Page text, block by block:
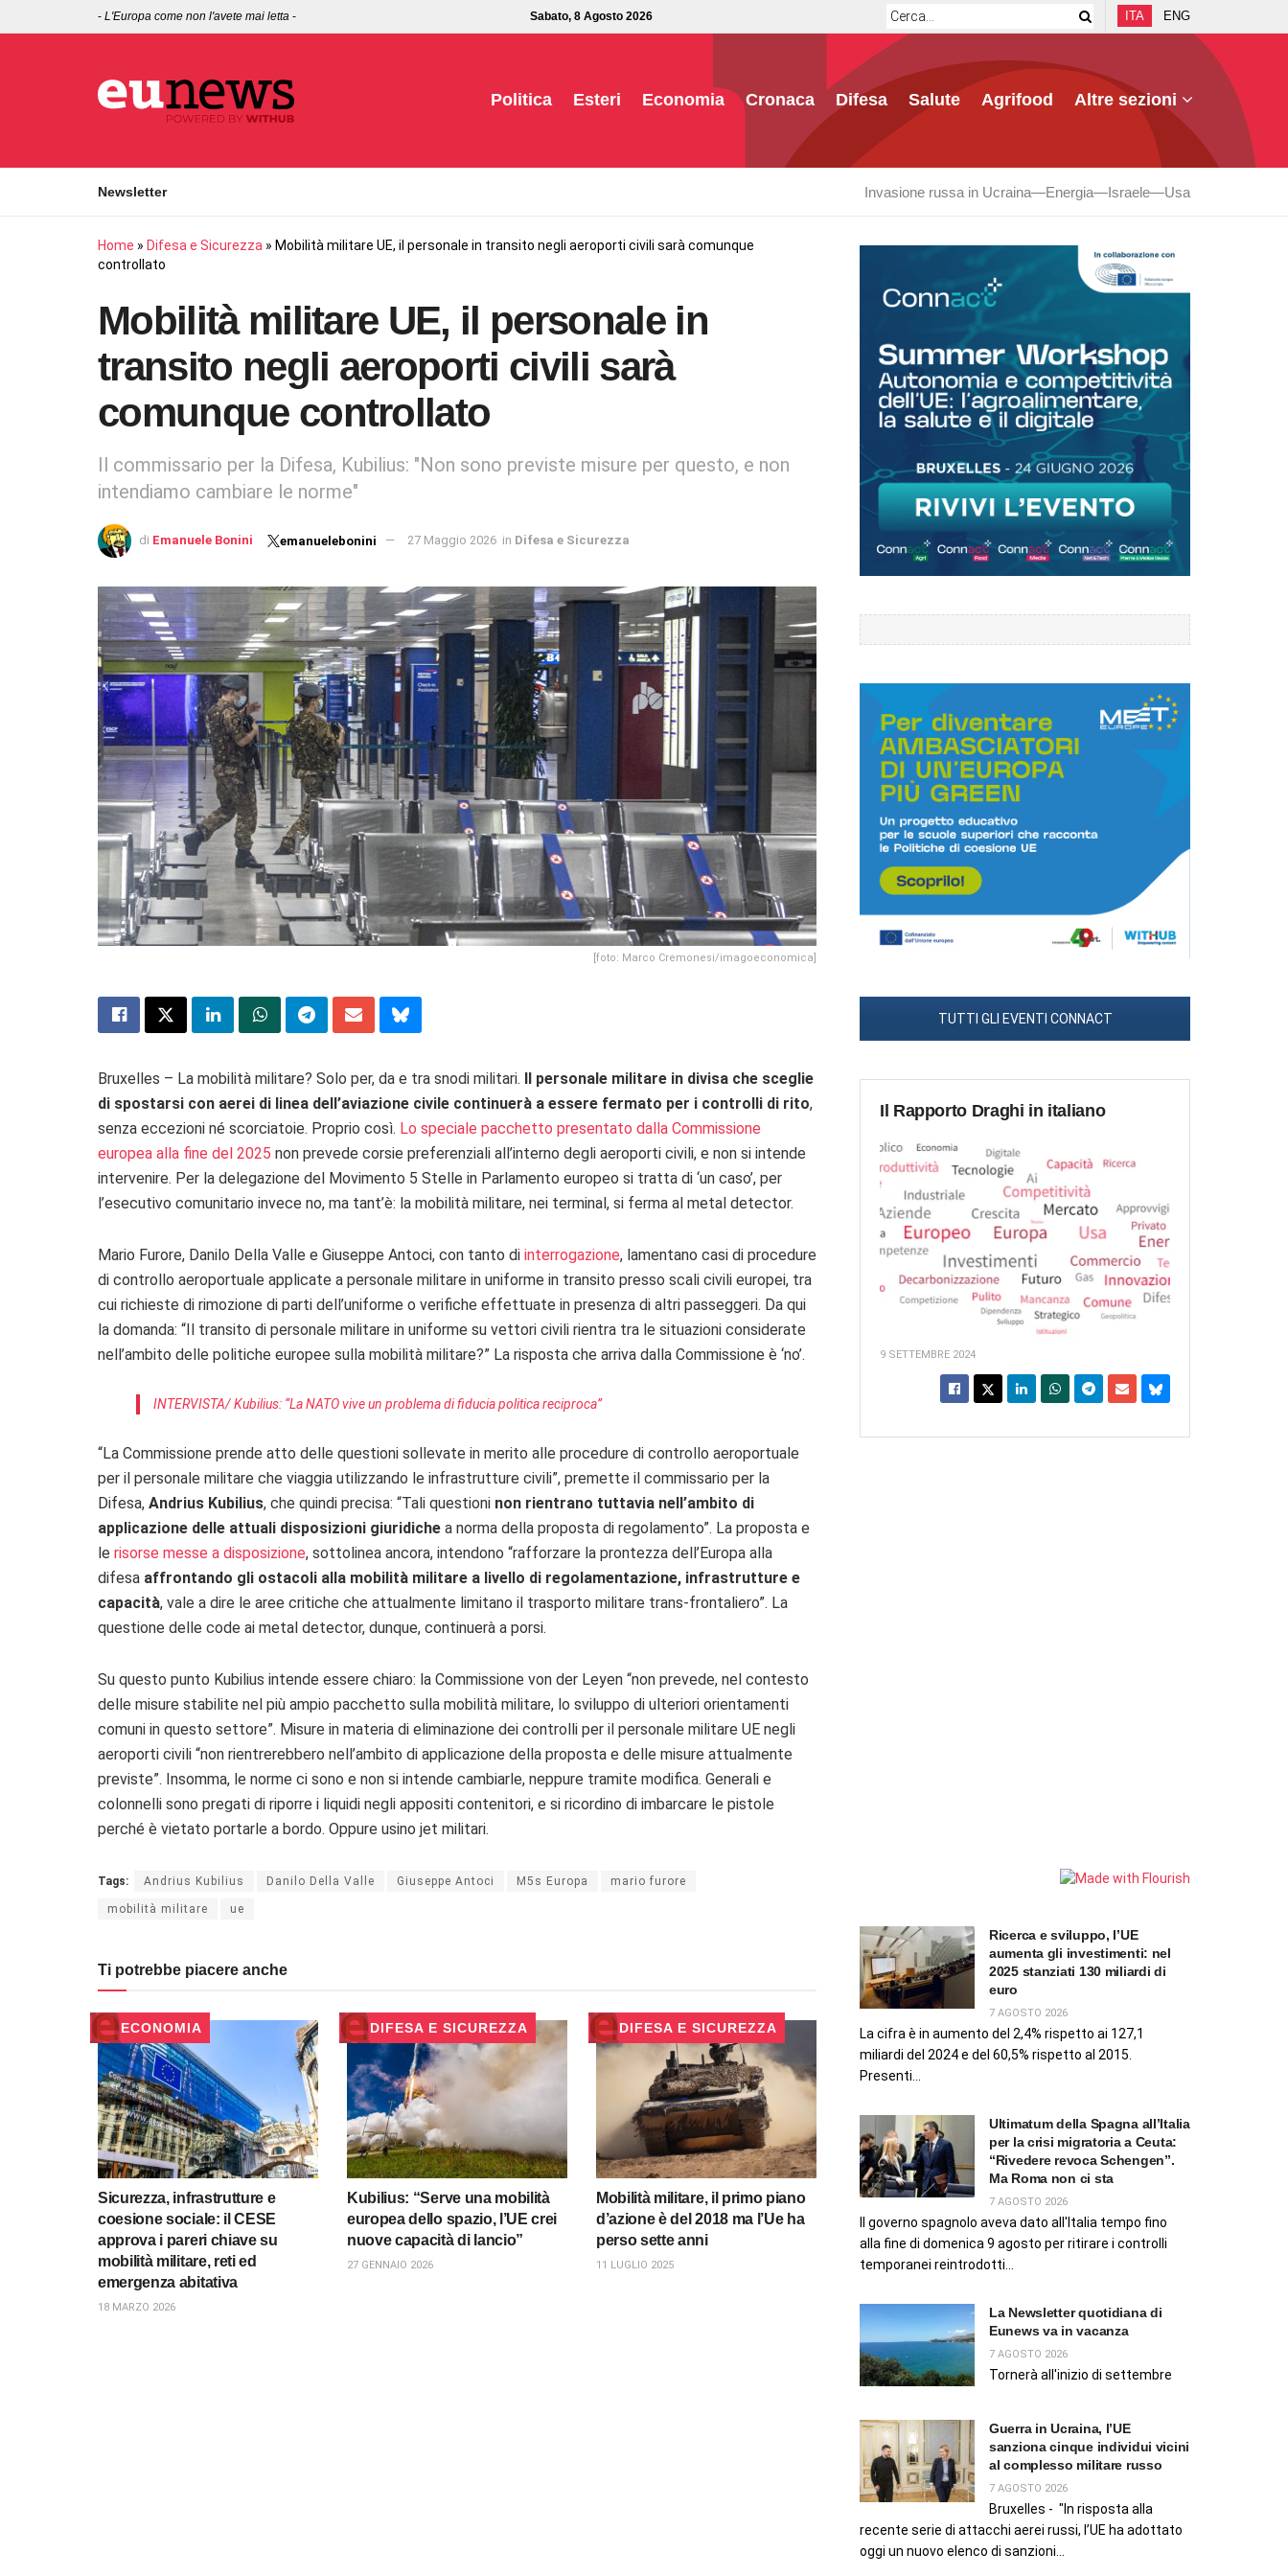
- L'Europa come non l'avete mai letta - Sabato, 8 Agosto 2026 ITA ENG
Politica Esteri Economia Cronaca Difesa Salute Agrifood Altre sezioni
Newsletter Invasione russa in Ucraina Energia Israele Usa
Home » Difesa e Sicurezza » Mobilità militare UE, il personale in transito negli aeroporti civili sarà comunque
controllato
Mobilità militare UE, il personale in
transito negli aeroporti civili sarà
comunque controllato
Il commissario per la Difesa, Kubilius: "Non sono previste misure per questo, e non
intendiamo cambiare le norme"
di Emanuele Bonini emanuelebonini 27 Maggio 2026 in Difesa e Sicurezza
[foto: Marco Cremonesi/imagoeconomica]
Bruxelles – La mobilità militare? Solo per, da e tra snodi militari. Il personale militare in divisa che sceglie
di spostarsi con aerei di linea dell’aviazione civile continuerà a essere fermato per i controlli di rito,
senza eccezioni né scorciatoie. Proprio così. Lo speciale pacchetto presentato dalla Commissione
europea alla fine del 2025 non prevede corsie preferenziali all’interno degli aeroporti civili, e non si intende
intervenire. Per la delegazione del Movimento 5 Stelle in Parlamento europeo si tratta di ‘un caso’, per
l’esecutivo comunitario invece no, ma tant’è: la mobilità militare, nei terminal, si ferma al metal detector.
Mario Furore, Danilo Della Valle e Giuseppe Antoci, con tanto di interrogazione, lamentano casi di procedure
di controllo aeroportuale applicate a personale militare in uniforme in transito presso scali civili europei, tra
cui richieste di rimozione di parti dell’uniforme o verifiche effettuate in presenza di altri passeggeri. Da qui
la domanda: “Il transito di personale militare in uniforme su vettori civili rientra tra le situazioni considerate
nell’ambito delle politiche europee sulla mobilità militare?” La risposta che arriva dalla Commissione è ‘no’.
INTERVISTA/ Kubilius: “La NATO vive un problema di fiducia politica reciproca”
“La Commissione prende atto delle questioni sollevate in merito alle procedure di controllo aeroportuale
per il personale militare che viaggia utilizzando le infrastrutture civili”, premette il commissario per la
Difesa, Andrius Kubilius, che quindi precisa: “Tali questioni non rientrano tuttavia nell’ambito di
applicazione delle attuali disposizioni giuridiche a norma della proposta di regolamento”. La proposta e
le risorse messe a disposizione, sottolinea ancora, intendono “rafforzare la prontezza dell’Europa alla
difesa affrontando gli ostacoli alla mobilità militare a livello di regolamentazione, infrastrutture e
capacità, vale a dire le aree critiche che attualmente limitano il trasporto militare trans-frontaliero”. La
questione delle code ai metal detector, dunque, continuerà a porsi.
Su questo punto Kubilius intende essere chiaro: la Commissione von der Leyen “non prevede, nel contesto
delle misure stabilite nel più ampio pacchetto sulla mobilità militare, lo sviluppo di ulteriori orientamenti
comuni in questo settore”. Misure in materia di eliminazione dei controlli per il personale militare UE negli
aeroporti civili “non rientrerebbero nell’ambito di applicazione della proposta e delle misure attualmente
previste”. Insomma, le norme ci sono e non si intende cambiarle, neppure tramite modifica. Generali e
colonnelli sono pregati di riporre i liquidi negli appositi contenitori, e si ricordino di imbarcare le pistole
perché è vietato portarle a bordo. Oppure usino jet militari.
Tags: Andrius Kubilius Danilo Della Valle Giuseppe Antoci M5s Europa mario furore
mobilità militare ue
Ti potrebbe piacere anche
ECONOMIA
Sicurezza, infrastrutture e
coesione sociale: il CESE
approva i pareri chiave su
mobilità militare, reti ed
emergenza abitativa
18 MARZO 2026
DIFESA E SICUREZZA
Kubilius: “Serve una mobilità
europea dello spazio, l’UE crei
nuove capacità di lancio”
27 GENNAIO 2026
DIFESA E SICUREZZA
Mobilità militare, il primo piano
d’azione è del 2018 ma l’Ue ha
perso sette anni
11 LUGLIO 2025
TUTTI GLI EVENTI CONNACT
Il Rapporto Draghi in italiano
9 SETTEMBRE 2024
Ricerca e sviluppo, l’UE
aumenta gli investimenti: nel
2025 stanziati 130 miliardi di
euro
7 AGOSTO 2026
La cifra è in aumento del 2,4% rispetto ai 127,1
miliardi del 2024 e del 60,5% rispetto al 2015.
Presenti...
Ultimatum della Spagna all’Italia
per la crisi migratoria a Ceuta:
“Rivedere revoca Schengen”.
Ma Roma non ci sta
7 AGOSTO 2026
Il governo spagnolo aveva dato all'Italia tempo fino
alla fine di domenica 9 agosto per ritirare i controlli
temporanei reintrodotti...
La Newsletter quotidiana di
Eunews va in vacanza
7 AGOSTO 2026
Tornerà all'inizio di settembre
Guerra in Ucraina, l’UE
sanziona cinque individui vicini
al complesso militare russo
7 AGOSTO 2026
Bruxelles - "In risposta alla
recente serie di attacchi aerei russi, l’UE ha adottato
oggi un nuovo elenco di sanzioni...